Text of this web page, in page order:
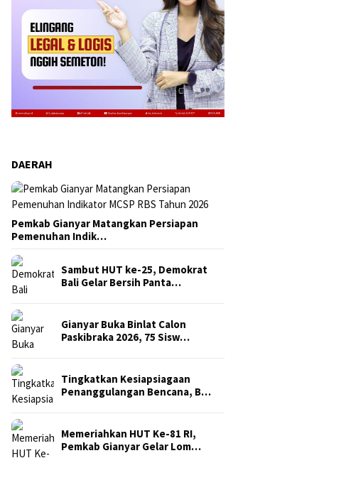
DAERAH
Pemkab Gianyar Matangkan Persiapan
Pemenuhan Indik…
Sambut HUT ke-25, Demokrat
Bali Gelar Bersih Panta…
Gianyar Buka Binlat Calon
Paskibraka 2026, 75 Sisw…
Tingkatkan Kesiapsiagaan
Penanggulangan Bencana, B…
Memeriahkan HUT Ke-81 RI,
Pemkab Gianyar Gelar Lom…